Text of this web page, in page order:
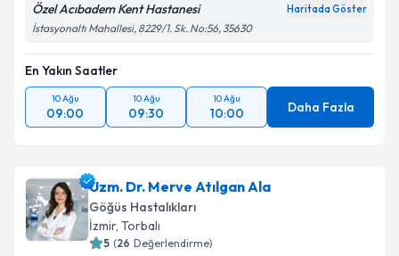
Özel Acıbadem Kent Hastanesi Haritada Göster
İstasyonaltı Mahallesi, 8229/1. Sk. No:56, 35630
En Yakın Saatler
10 Ağu
09:00
10 Ağu
09:30
10 Ağu
10:00 Daha Fazla
Uzm. Dr. Merve Atılgan Ala
Göğüs Hastalıkları
İzmir, Torbalı
5 (26 Değerlendirme)